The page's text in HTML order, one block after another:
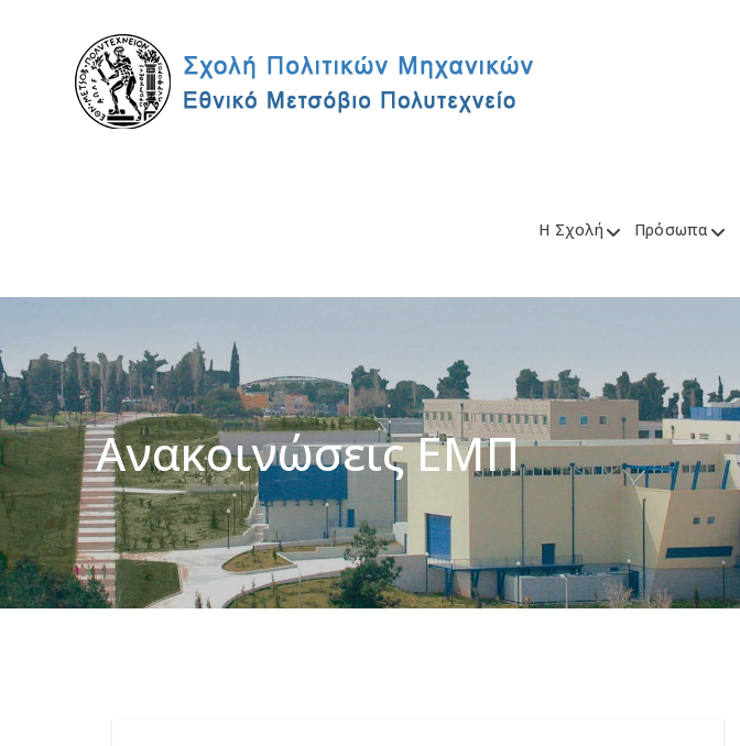
Η Σχολή Πρόσωπα
Ανακοινώσεις ΕΜΠ